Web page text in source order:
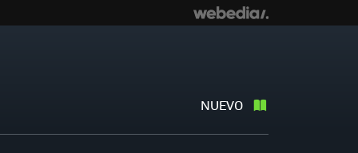
NUEVO